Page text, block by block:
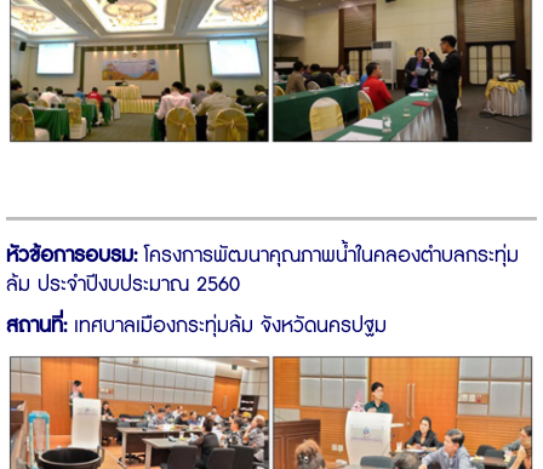
หัวข้อการอบรม:โครงการพัฒนาคุณภาพน้ำในคลองตำบลกระทุ่ม
ล้ม ประจำปีงบประมาณ 2560
สถานที่:เทศบาลเมืองกระทุ่มล้ม จังหวัดนครปฐม